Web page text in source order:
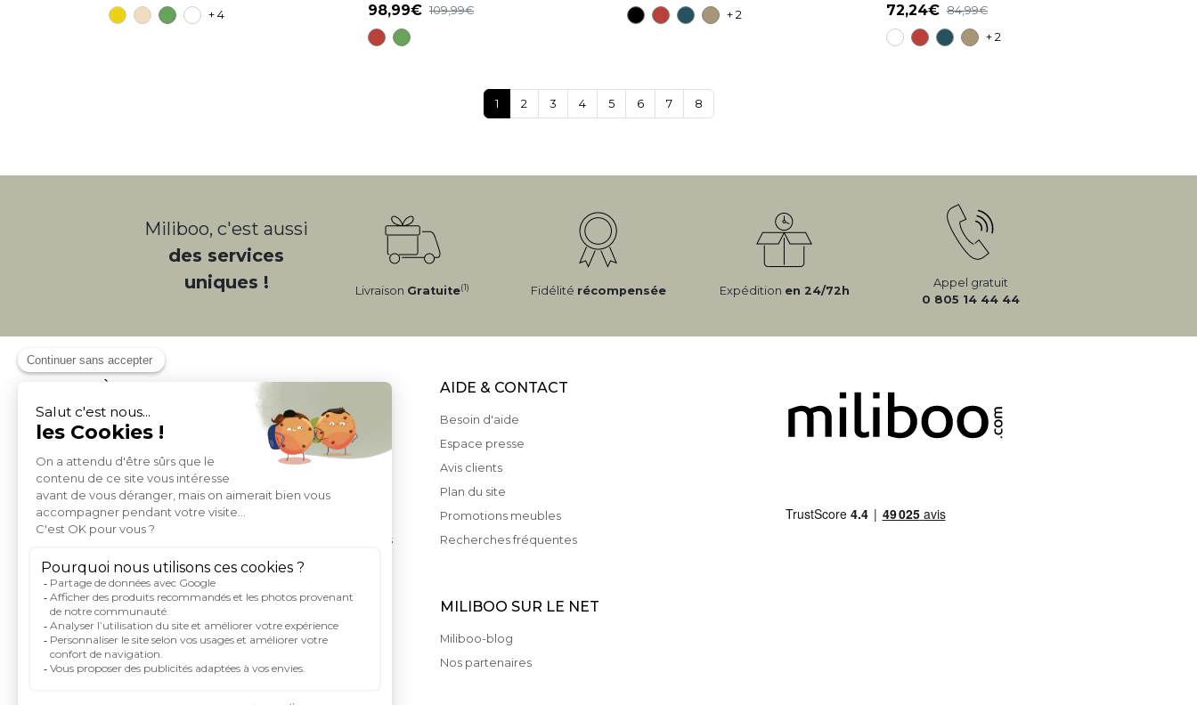
+ 4 98,99 109,99 + 2 72,24 84,99
+ 2
1 2 3 4 5 6 7 8
Miliboo, c'est aussi
des services
uniques !
Livraison Gratuite(1) Fidélité récompensée Expédition en 24/72h
Appel gratuit
0 805 14 44 44
À PROPOS DE MILIBOO
Qui sommes nous et nos engagements
Mentions légales
Moyens de paiement
Livraison
Conditions générales de Vente
Politique de protection des données personnelles
Conditions générales d'utilisation du site
Droits informatique et libertés
Carte de fidelite et parrainage
Rejoignez-nous
Index égalité femme homme
AIDE & CONTACT
Besoin d'aide
Espace presse
Avis clients
Plan du site
Promotions meubles
Recherches fréquentes
MILIBOO SUR LE NET
Miliboo-blog
Nos partenaires